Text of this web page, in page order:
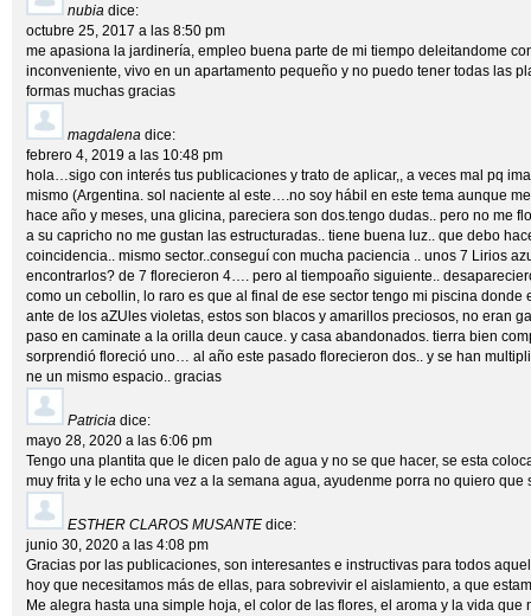
nubia dice:
octubre 25, 2017 a las 8:50 pm
me apasiona la jardinería, empleo buena parte de mi tiempo deleitandome
inconveniente, vivo en un apartamento pequeño y no puedo tener todas las
formas muchas gracias
magdalena dice:
febrero 4, 2019 a las 10:48 pm
hola…sigo con interés tus publicaciones y trato de aplicar,, a veces mal pq
mismo (Argentina. sol naciente al este….no soy hábil en este tema aunque
hace año y meses, una glicina, pareciera son dos.tengo dudas.. pero no me
a su capricho no me gustan las estructuradas.. tiene buena luz.. que debo
coincidencia.. mismo sector..conseguí con mucha paciencia .. unos 7 Lirios
encontrarlos? de 7 florecieron 4…. pero al tiempoaño siguiente..
como un cebollin, lo raro es que al final de ese sector tengo mi piscina donde
ante de los aZUles violetas, estos son blacos y amarillos preciosos, no eran
paso en caminate a la orilla deun cauce. y casa abandonados. tierra bien
sorprendió floreció uno… al año este pasado florecieron dos.. y se han
ne un mismo espacio.. gracias
Patricia dice:
mayo 28, 2020 a las 6:06 pm
Tengo una plantita que le dicen palo de agua y no se que hacer, se esta
muy frita y le echo una vez a la semana agua, ayudenme porra no quiero que
ESTHER CLAROS MUSANTE dice:
junio 30, 2020 a las 4:08 pm
Gracias por las publicaciones, son interesantes e instructivas para todos
hoy que necesitamos más de ellas, para sobrevivir el aislamiento, a que
Me alegra hasta una simple hoja, el color de las flores, el aroma y la vida que